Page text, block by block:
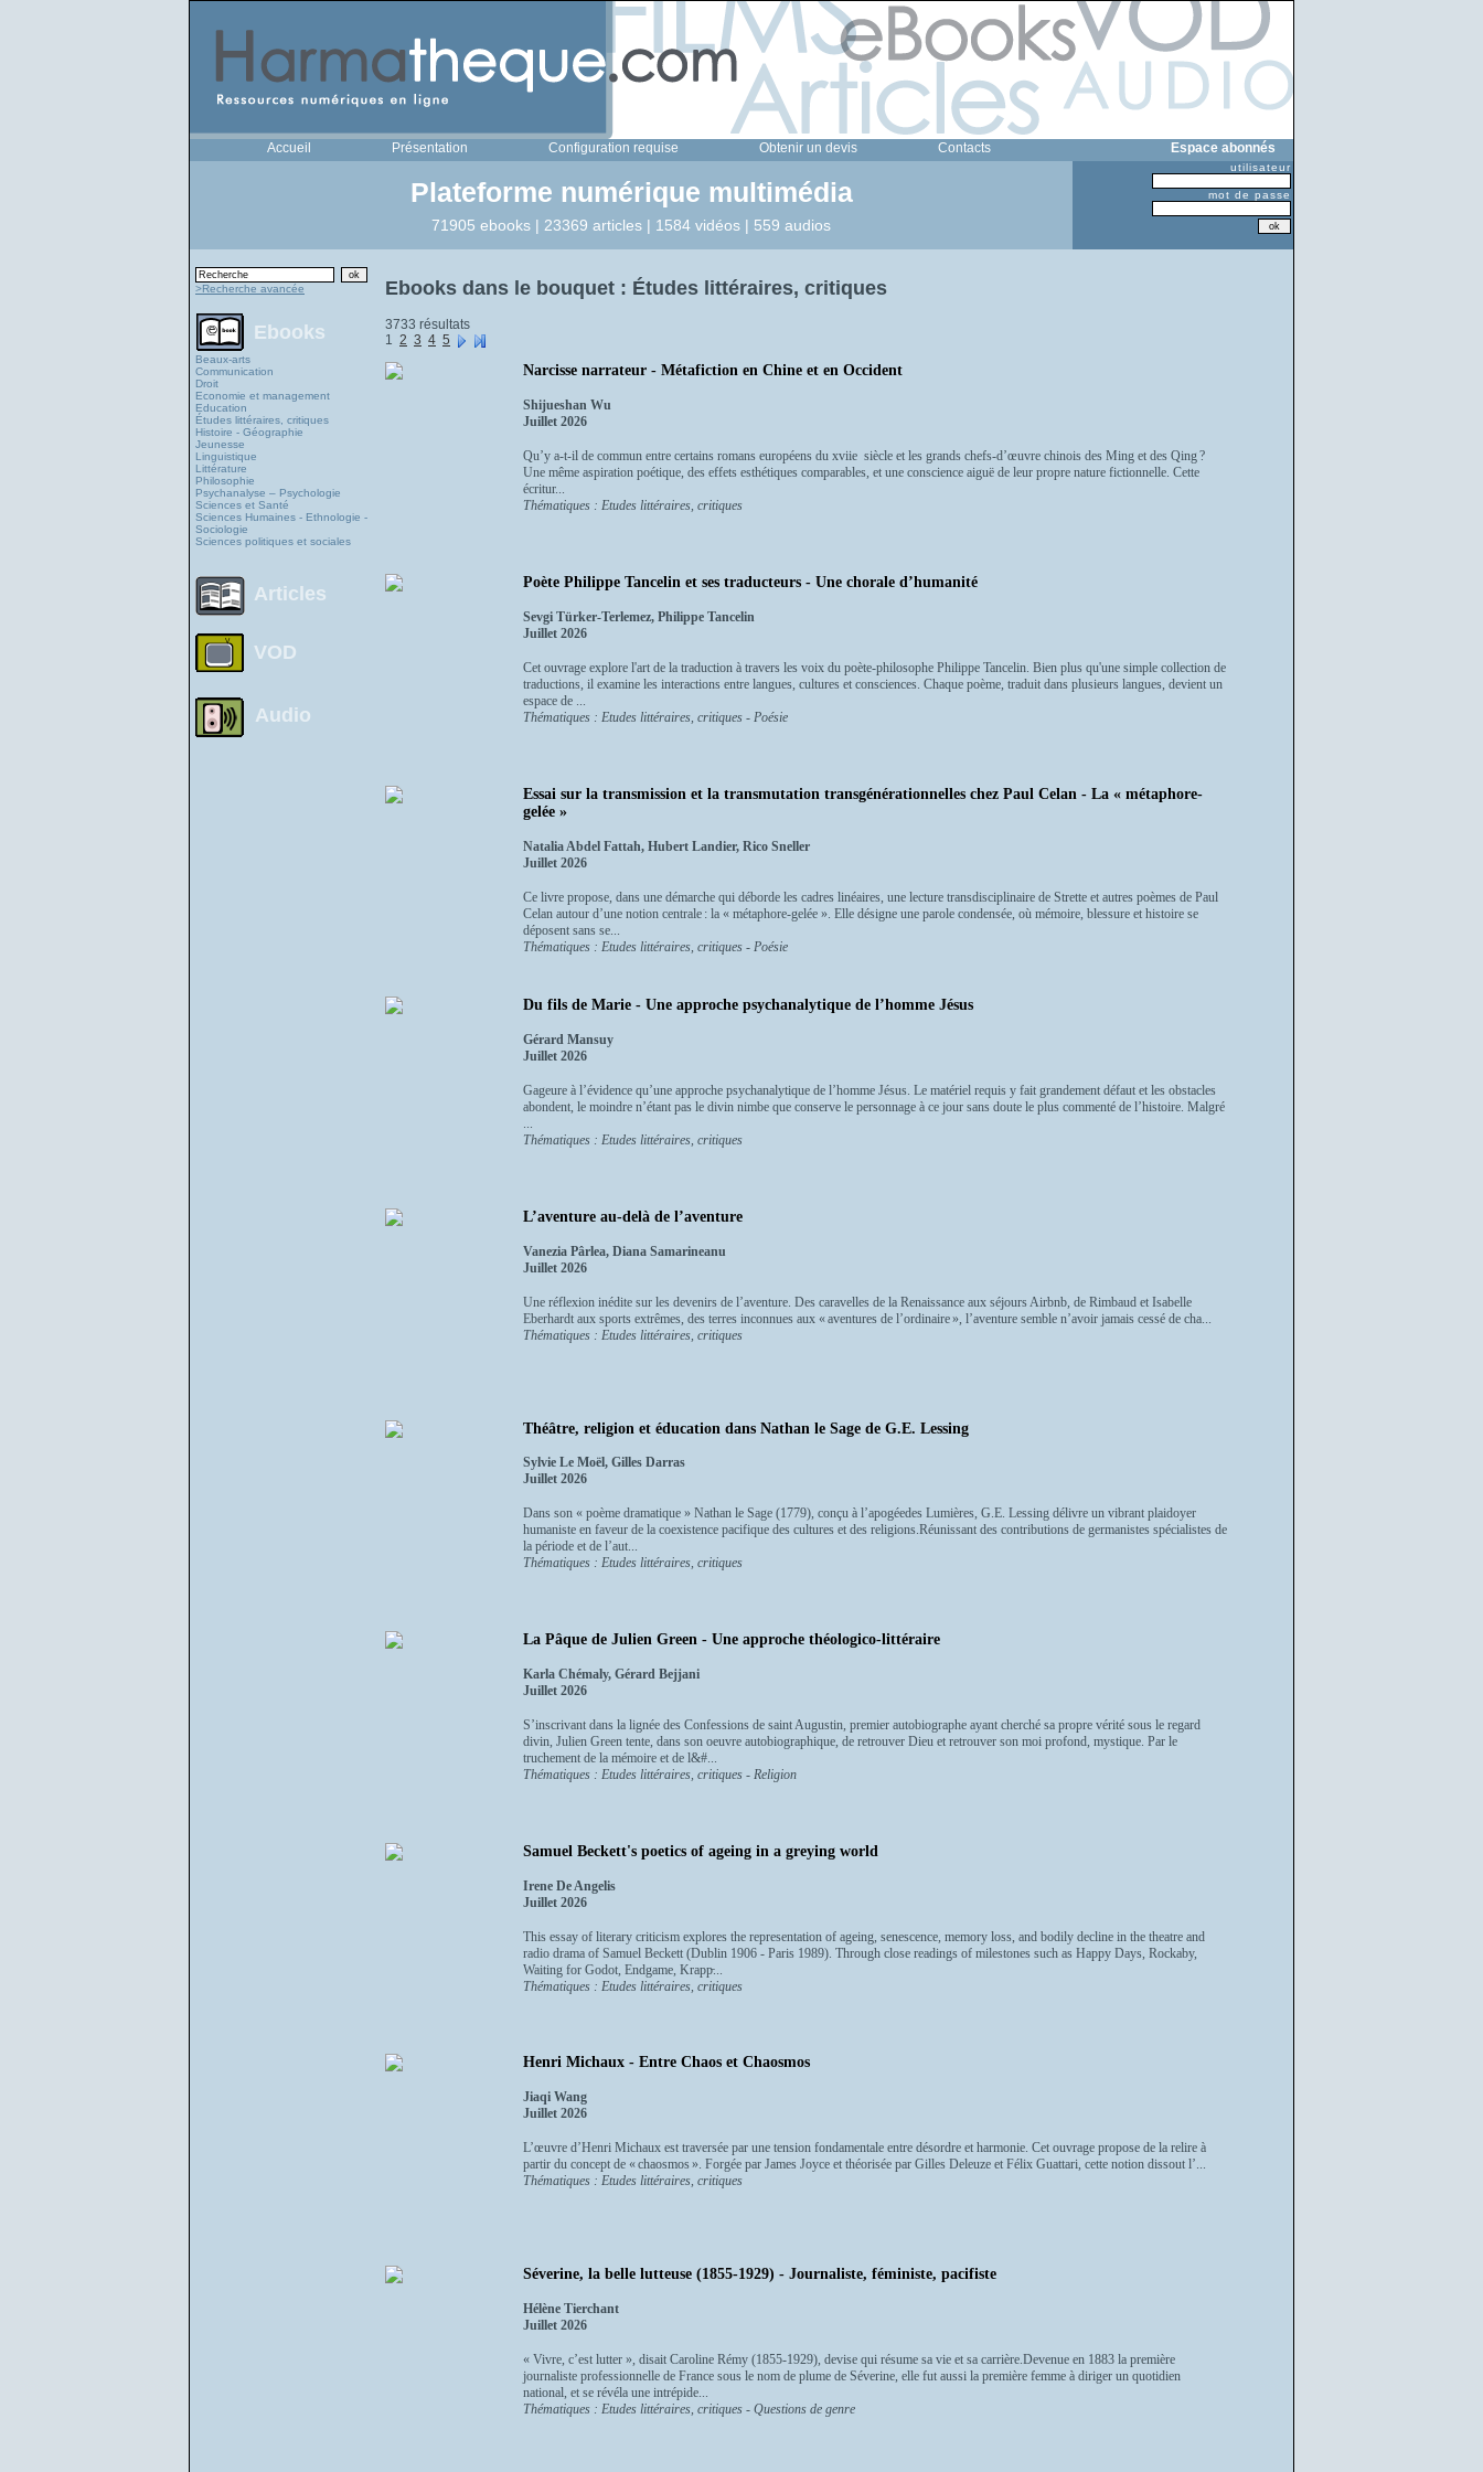
Accueil Présentation Configuration requise Obtenir un devis Contacts Espace abonnés
Plateforme numérique multimédia
71905 ebooks | 23369 articles | 1584 vidéos | 559 audios
utilisateur
mot de passe
>Recherche avancée
Ebooks
Beaux-arts
Communication
Droit
Economie et management
Education
Études littéraires, critiques
Histoire - Géographie
Jeunesse
Linguistique
Littérature
Philosophie
Psychanalyse – Psychologie
Sciences et Santé
Sciences Humaines - Ethnologie -
Sociologie
Sciences politiques et sociales
Articles
VOD
Audio
Ebooks dans le bouquet : Études littéraires, critiques
3733 résultats
1 2 3 4 5
Narcisse narrateur - Métafiction en Chine et en Occident
Shijueshan Wu
Juillet 2026
Qu’y a-t-il de commun entre certains romans européens du xviie siècle et les grands chefs-d’œuvre chinois des Ming et des Qing ?
Une même aspiration poétique, des effets esthétiques comparables, et une conscience aiguë de leur propre nature fictionnelle. Cette
écritur...
Thématiques : Etudes littéraires, critiques
Poète Philippe Tancelin et ses traducteurs - Une chorale d’humanité
Sevgi Türker-Terlemez, Philippe Tancelin
Juillet 2026
Cet ouvrage explore l'art de la traduction à travers les voix du poète-philosophe Philippe Tancelin. Bien plus qu'une simple collection de
traductions, il examine les interactions entre langues, cultures et consciences. Chaque poème, traduit dans plusieurs langues, devient un
espace de ...
Thématiques : Etudes littéraires, critiques - Poésie
Essai sur la transmission et la transmutation transgénérationnelles chez Paul Celan - La « métaphore-
gelée »
Natalia Abdel Fattah, Hubert Landier, Rico Sneller
Juillet 2026
Ce livre propose, dans une démarche qui déborde les cadres linéaires, une lecture transdisciplinaire de Strette et autres poèmes de Paul
Celan autour d’une notion centrale : la « métaphore-gelée ». Elle désigne une parole condensée, où mémoire, blessure et histoire se
déposent sans se...
Thématiques : Etudes littéraires, critiques - Poésie
Du fils de Marie - Une approche psychanalytique de l’homme Jésus
Gérard Mansuy
Juillet 2026
Gageure à l’évidence qu’une approche psychanalytique de l’homme Jésus. Le matériel requis y fait grandement défaut et les obstacles
abondent, le moindre n’étant pas le divin nimbe que conserve le personnage à ce jour sans doute le plus commenté de l’histoire. Malgré
...
Thématiques : Etudes littéraires, critiques
L’aventure au-delà de l’aventure
Vanezia Pârlea, Diana Samarineanu
Juillet 2026
Une réflexion inédite sur les devenirs de l’aventure. Des caravelles de la Renaissance aux séjours Airbnb, de Rimbaud et Isabelle
Eberhardt aux sports extrêmes, des terres inconnues aux « aventures de l’ordinaire », l’aventure semble n’avoir jamais cessé de cha...
Thématiques : Etudes littéraires, critiques
Théâtre, religion et éducation dans Nathan le Sage de G.E. Lessing
Sylvie Le Moël, Gilles Darras
Juillet 2026
Dans son « poème dramatique » Nathan le Sage (1779), conçu à l’apogéedes Lumières, G.E. Lessing délivre un vibrant plaidoyer
humaniste en faveur de la coexistence pacifique des cultures et des religions.Réunissant des contributions de germanistes spécialistes de
la période et de l’aut...
Thématiques : Etudes littéraires, critiques
La Pâque de Julien Green - Une approche théologico-littéraire
Karla Chémaly, Gérard Bejjani
Juillet 2026
S’inscrivant dans la lignée des Confessions de saint Augustin, premier autobiographe ayant cherché sa propre vérité sous le regard
divin, Julien Green tente, dans son oeuvre autobiographique, de retrouver Dieu et retrouver son moi profond, mystique. Par le
truchement de la mémoire et de l&#...
Thématiques : Etudes littéraires, critiques - Religion
Samuel Beckett's poetics of ageing in a greying world
Irene De Angelis
Juillet 2026
This essay of literary criticism explores the representation of ageing, senescence, memory loss, and bodily decline in the theatre and
radio drama of Samuel Beckett (Dublin 1906 - Paris 1989). Through close readings of milestones such as Happy Days, Rockaby,
Waiting for Godot, Endgame, Krapp̵...
Thématiques : Etudes littéraires, critiques
Henri Michaux - Entre Chaos et Chaosmos
Jiaqi Wang
Juillet 2026
L’œuvre d’Henri Michaux est traversée par une tension fondamentale entre désordre et harmonie. Cet ouvrage propose de la relire à
partir du concept de « chaosmos ». Forgée par James Joyce et théorisée par Gilles Deleuze et Félix Guattari, cette notion dissout l’...
Thématiques : Etudes littéraires, critiques
Séverine, la belle lutteuse (1855-1929) - Journaliste, féministe, pacifiste
Hélène Tierchant
Juillet 2026
« Vivre, c’est lutter », disait Caroline Rémy (1855-1929), devise qui résume sa vie et sa carrière.Devenue en 1883 la première
journaliste professionnelle de France sous le nom de plume de Séverine, elle fut aussi la première femme à diriger un quotidien
national, et se révéla une intrépide...
Thématiques : Etudes littéraires, critiques - Questions de genre